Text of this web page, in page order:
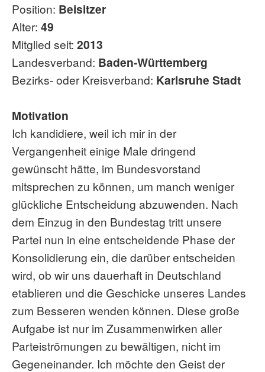
Position: Beisitzer
Alter: 49
Mitglied seit: 2013
Landesverband: Baden-Württemberg
Bezirks- oder Kreisverband: Karlsruhe Stadt
Motivation
Ich kandidiere, weil ich mir in der
Vergangenheit einige Male dringend
gewünscht hätte, im Bundesvorstand
mitsprechen zu können, um manch weniger
glückliche Entscheidung abzuwenden. Nach
dem Einzug in den Bundestag tritt unsere
Partei nun in eine entscheidende Phase der
Konsolidierung ein, die darüber entscheiden
wird, ob wir uns dauerhaft in Deutschland
etablieren und die Geschicke unseres Landes
zum Besseren wenden können. Diese große
Aufgabe ist nur im Zusammenwirken aller
Parteiströmungen zu bewältigen, nicht im
Gegeneinander. Ich möchte den Geist der